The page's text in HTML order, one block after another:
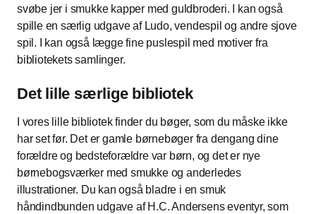
svøbe jer i smukke kapper med guldbroderi. I kan også
spille en særlig udgave af Ludo, vendespil og andre sjove
spil. I kan også lægge fine puslespil med motiver fra
bibliotekets samlinger.
Det lille særlige bibliotek
I vores lille bibliotek finder du bøger, som du måske ikke
har set før. Det er gamle børnebøger fra dengang dine
forældre og bedsteforældre var børn, og det er nye
børnebogsværker med smukke og anderledes
illustrationer. Du kan også bladre i en smuk
håndindbunden udgave af H.C. Andersens eventyr, som